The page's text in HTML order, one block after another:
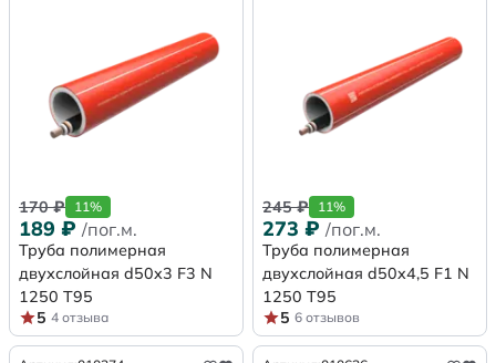
170₽ 11%
189 ₽ /пог.м.
Труба полимерная
двухслойная d50x3 F3 N
1250 Т95
5 4 отзыва
245₽ 11%
273 ₽ /пог.м.
Труба полимерная
двухслойная d50x4,5 F1 N
1250 Т95
5 6 отзывов